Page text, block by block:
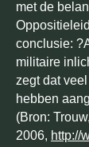
met de
conclusie:
militaire
zegt dat
hebben
(Bron:
2006, http://